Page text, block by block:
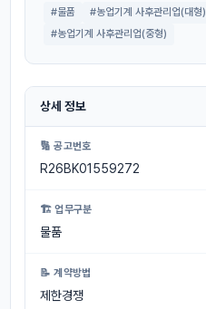
#물품 #농업기계 사후관리업(대형)
#농업기계 사후관리업(중형)
상세 정보
🔢 공고번호
R26BK01559272
🏗 업무구분
물품
📝 계약방법
제한경쟁